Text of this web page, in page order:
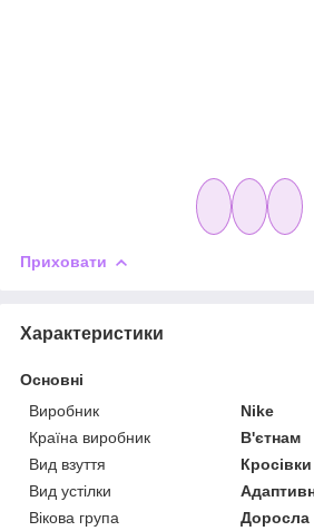
Приховати
Характеристики
Основні
Виробник
Nike
Країна виробник
В'єтнам
Вид взуття
Кросівки
Вид устілки
Вікова група
Доросла